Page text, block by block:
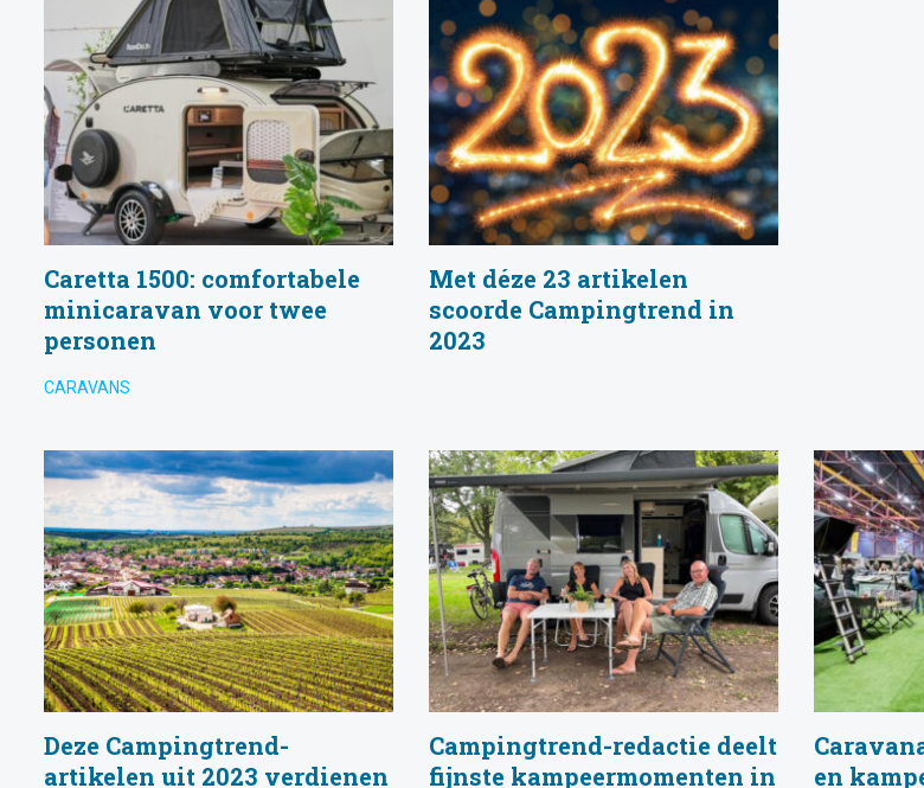
Caretta 1500: comfortabele
minicaravan voor twee
personen
CARAVANS
Met déze 23 artikelen
scoorde Campingtrend in
2023
Deze Campingtrend-
artikelen uit 2023 verdienen
Campingtrend-redactie deelt
fijnste kampeermomenten in
en